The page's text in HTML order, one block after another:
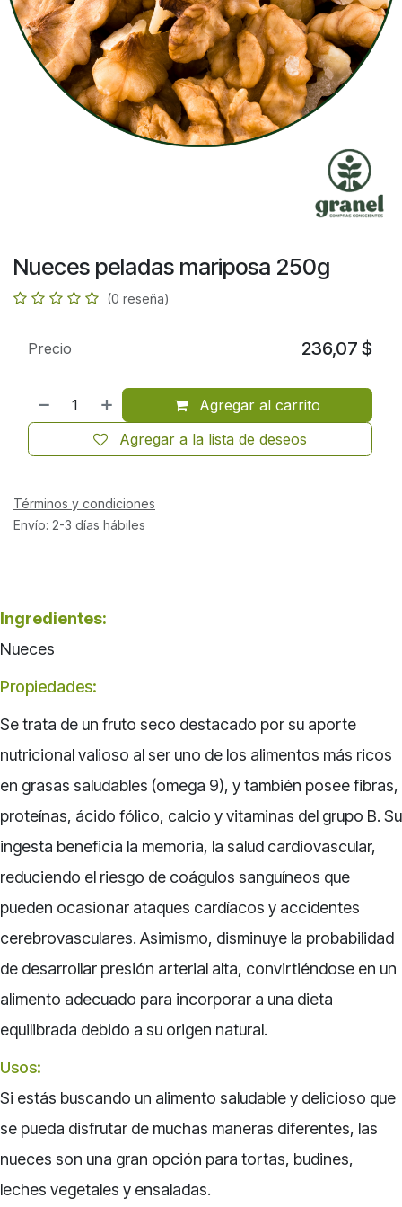
Nueces peladas mariposa 250g
(0 reseña)
Agregar al carrito
Agregar a la lista de deseos
Precio 236,07 $
Términos y condiciones
Envío: 2-3 días hábiles
Ingredientes:
Nueces
Propiedades:
Se trata de un fruto seco destacado por su aporte
nutricional valioso al ser uno de los alimentos más ricos
en grasas saludables (omega 9), y también posee fibras,
proteínas, ácido fólico, calcio y vitaminas del grupo B. Su
ingesta beneficia la memoria, la salud cardiovascular,
reduciendo el riesgo de coágulos sanguíneos que
pueden ocasionar ataques cardíacos y accidentes
cerebrovasculares. Asimismo, disminuye la probabilidad
de desarrollar presión arterial alta, convirtiéndose en un
alimento adecuado para incorporar a una dieta
equilibrada debido a su origen natural.
Usos:
Si estás buscando un alimento saludable y delicioso que
se pueda disfrutar de muchas maneras diferentes, las
nueces son una gran opción para tortas, budines,
leches vegetales y ensaladas.